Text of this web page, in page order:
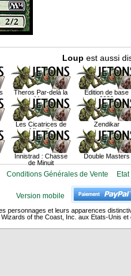
Loup est aussi
Theros Par-delà la
Mort
Edition de base
2020
Les Cicatrices de
Mirrodin
Zendikar
Innistrad : Chasse
de Minuit
Double Masters
Conditions Générales de Vente
Version mobile
personnages et leurs apparences
of the Coast, Inc. aux Etats-Unis